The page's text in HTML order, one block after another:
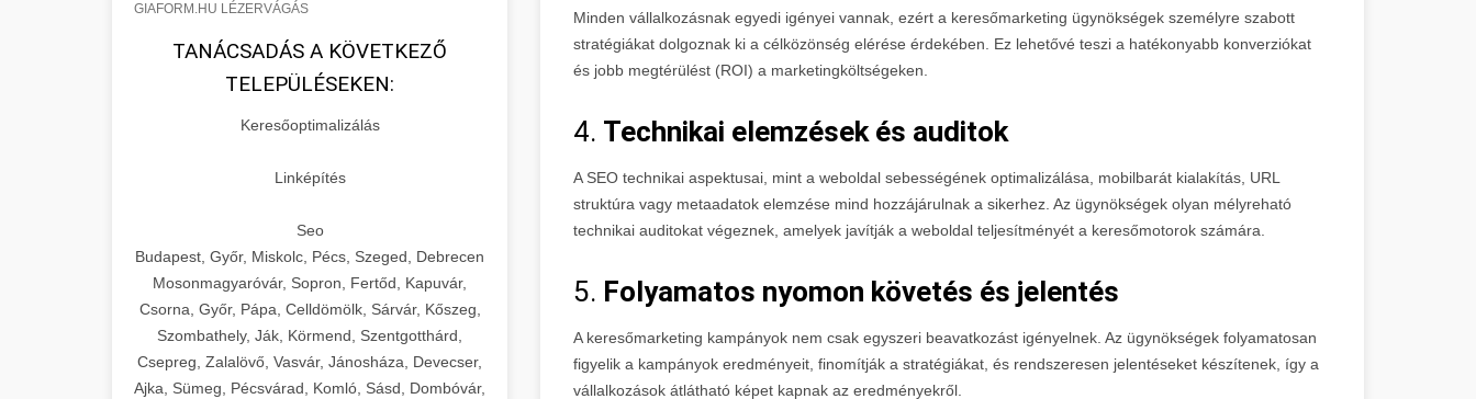
GIAFORM.HU LÉZERVÁGÁS
TANÁCSADÁS A KÖVETKEZŐ
TELEPÜLÉSEKEN:
Keresőoptimalizálás
Linképítés
Seo
Budapest, Győr, Miskolc, Pécs, Szeged, Debrecen
Mosonmagyaróvár, Sopron, Fertőd, Kapuvár,
Csorna, Győr, Pápa, Celldömölk, Sárvár, Kőszeg,
Szombathely, Ják, Körmend, Szentgotthárd,
Csepreg, Zalalövő, Vasvár, Jánosháza, Devecser,
Ajka, Sümeg, Pécsvárad, Komló, Sásd, Dombóvár,
Minden vállalkozásnak egyedi igényei vannak, ezért a keresőmarketing ügynökségek személyre szabott
stratégiákat dolgoznak ki a célközönség elérése érdekében. Ez lehetővé teszi a hatékonyabb konverziókat
és jobb megtérülést (ROI) a marketingköltségeken.
4. Technikai elemzések és auditok
A SEO technikai aspektusai, mint a weboldal sebességének optimalizálása, mobilbarát kialakítás, URL
struktúra vagy metaadatok elemzése mind hozzájárulnak a sikerhez. Az ügynökségek olyan mélyreható
technikai auditokat végeznek, amelyek javítják a weboldal teljesítményét a keresőmotorok számára.
5. Folyamatos nyomon követés és jelentés
A keresőmarketing kampányok nem csak egyszeri beavatkozást igényelnek. Az ügynökségek folyamatosan
figyelik a kampányok eredményeit, finomítják a stratégiákat, és rendszeresen jelentéseket készítenek, így a
vállalkozások átlátható képet kapnak az eredményekről.